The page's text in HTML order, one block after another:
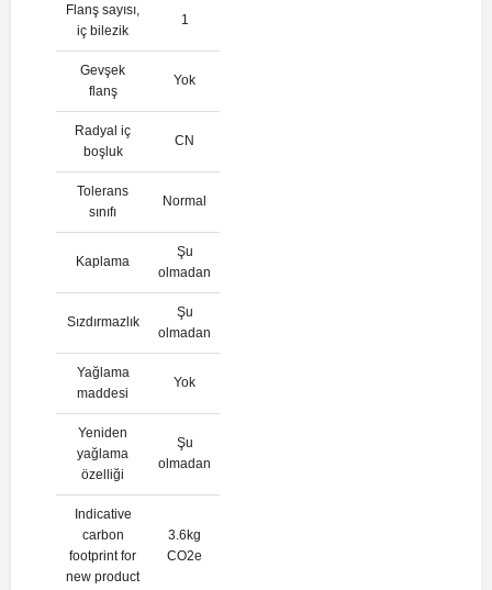
Flanş sayısı,
iç bilezik
1
Gevşek
flanş
Yok
Radyal iç
boşluk
CN
Tolerans
sınıfı
Normal
Kaplama
Şu
olmadan
Sızdırmazlık
Şu
olmadan
Yağlama
maddesi
Yok
Yeniden
yağlama
özelliği
Şu
olmadan
Indicative
carbon
footprint for
new product
3.6kg
CO2e